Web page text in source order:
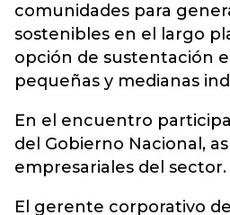
comunidades para
sostenibles en el largo
opción de sustentación
pequeñas y medianas
En el encuentro
del Gobierno Nacional,
empresariales del sector.
El gerente corporativo